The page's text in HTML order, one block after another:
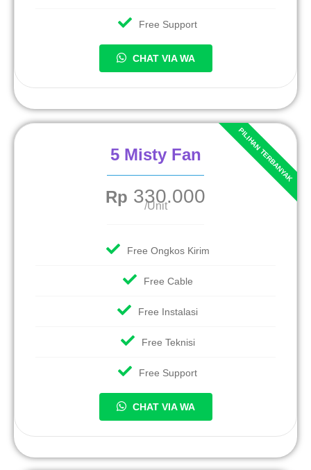
Free Support
CHAT VIA WA
5 Misty Fan
Rp 330.000
/Unit
Free Ongkos Kirim
Free Cable
Free Instalasi
Free Teknisi
Free Support
CHAT VIA WA